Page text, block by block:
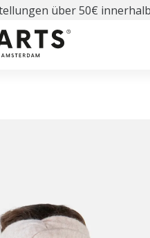
über 50€